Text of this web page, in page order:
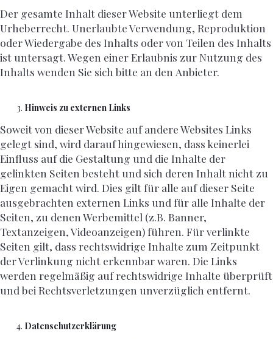
Der gesamte Inhalt dieser Website unterliegt dem
Urheberrecht. Unerlaubte Verwendung, Reproduktion
oder Wiedergabe des Inhalts oder von Teilen des Inhalts
ist untersagt. Wegen einer Erlaubnis zur Nutzung des
Inhalts wenden Sie sich bitte an den Anbieter.
Hinweis zu externen Links
Soweit von dieser Website auf andere Websites Links
gelegt sind, wird darauf hingewiesen, dass keinerlei
Einfluss auf die Gestaltung und die Inhalte der
gelinkten Seiten besteht und sich deren Inhalt nicht zu
Eigen gemacht wird. Dies gilt für alle auf dieser Seite
ausgebrachten externen Links und für alle Inhalte der
Seiten, zu denen Werbemittel (z.B. Banner,
Textanzeigen, Videoanzeigen) führen. Für verlinkte
Seiten gilt, dass rechtswidrige Inhalte zum Zeitpunkt
der Verlinkung nicht erkennbar waren. Die Links
werden regelmäßig auf rechtswidrige Inhalte überprüft
und bei Rechtsverletzungen unverzüglich entfernt.
Datenschutzerklärung